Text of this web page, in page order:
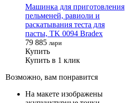
Машинка для приготовления
пельменей, равиоли и
раскатывания теста для
пасты, TK 0094 Bradex
79 885 лари
Купить
Купить в 1 клик
Возможно, вам понравится
На макете изображены